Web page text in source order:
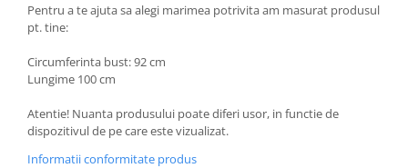
Pentru a te ajuta sa alegi marimea potrivita am masurat produsul
pt. tine:
Circumferinta bust: 92 cm
Lungime 100 cm
Atentie! Nuanta produsului poate diferi usor, in functie de
dispozitivul de pe care este vizualizat.
Informatii conformitate produs